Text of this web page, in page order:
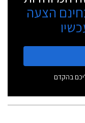
הצעה
בהקדם